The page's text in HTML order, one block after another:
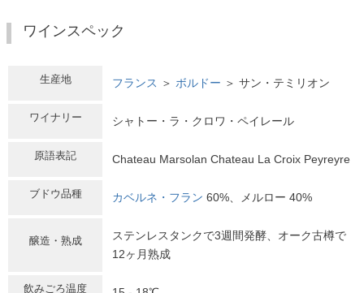
ワインスペック
生産地 フランス ＞ ボルドー ＞ サン・テミリオン
ワイナリー シャトー・ラ・クロワ・ペイレール
原語表記 Chateau Marsolan Chateau La Croix Peyreyre
ブドウ品種 カベルネ・フラン 60%、メルロー 40%
醸造・熟成
ステンレスタンクで3週間発酵、オーク古樽で
12ヶ月熟成
飲みごろ温度